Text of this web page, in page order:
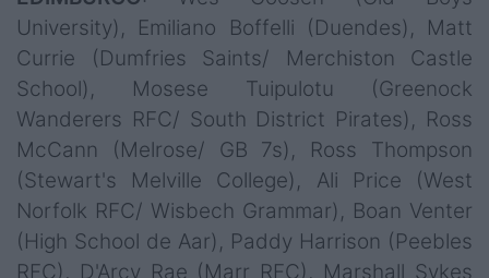
University), Emiliano Boffelli (Duendes), Matt
Currie (Dumfries Saints/ Merchiston Castle
School), Mosese Tuipulotu (Greenock
Wanderers RFC/ South District Pirates), Ross
McCann (Melrose/ GB 7s), Ross Thompson
(Stewart's Melville College), Ali Price (West
Norfolk RFC/ Wisbech Grammar), Boan Venter
(High School de Aar), Paddy Harrison (Peebles
RFC), D'Arcy Rae (Marr RFC), Marshall Sykes